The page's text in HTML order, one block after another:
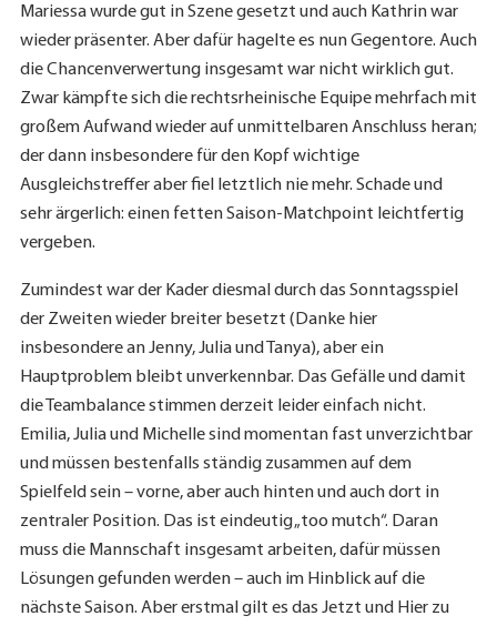
Mariessa wurde gut in Szene gesetzt und auch Kathrin war
wieder präsenter. Aber dafür hagelte es nun Gegentore. Auch
die Chancenverwertung insgesamt war nicht wirklich gut.
Zwar kämpfte sich die rechtsrheinische Equipe mehrfach mit
großem Aufwand wieder auf unmittelbaren Anschluss heran;
der dann insbesondere für den Kopf wichtige
Ausgleichstreffer aber fiel letztlich nie mehr. Schade und
sehr ärgerlich: einen fetten Saison-Matchpoint leichtfertig
vergeben.
Zumindest war der Kader diesmal durch das Sonntagsspiel
der Zweiten wieder breiter besetzt (Danke hier
insbesondere an Jenny, Julia und Tanya), aber ein
Hauptproblem bleibt unverkennbar. Das Gefälle und damit
die Teambalance stimmen derzeit leider einfach nicht.
Emilia, Julia und Michelle sind momentan fast unverzichtbar
und müssen bestenfalls ständig zusammen auf dem
Spielfeld sein – vorne, aber auch hinten und auch dort in
zentraler Position. Das ist eindeutig „too mutch“. Daran
muss die Mannschaft insgesamt arbeiten, dafür müssen
Lösungen gefunden werden – auch im Hinblick auf die
nächste Saison. Aber erstmal gilt es das Jetzt und Hier zu